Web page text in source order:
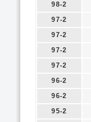
98-2
97-2
97-2
97-2
97-2
96-2
96-2
95-2